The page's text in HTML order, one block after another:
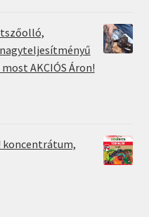
AKCIÓS Áron!
koncentrátum,